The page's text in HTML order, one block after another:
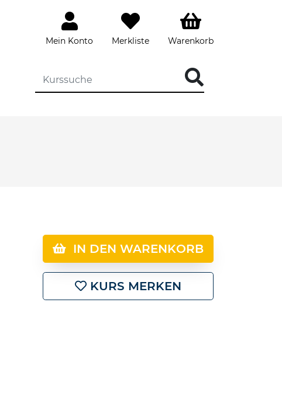
Mein Konto Merkliste Warenkorb
IN DEN WARENKORB
KURS MERKEN